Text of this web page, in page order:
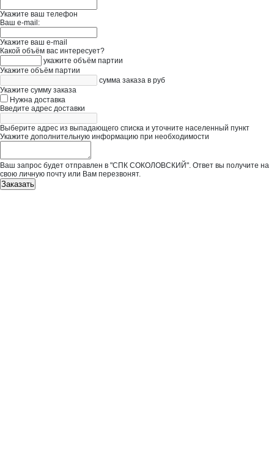
Укажите ваш телефон
Ваш e-mail:
Укажите ваш e-mail
Какой объём вас интересует?
укажите объём партии
Укажите объём партии
сумма заказа в руб
Укажите сумму заказа
Нужна доставка
Введите адрес доставки
Выберите адрес из выпадающего списка и уточните населенный пункт
Укажите дополнительную информацию при необходимости
Ваш запрос будет отправлен в "СПК СОКОЛОВСКИЙ". Ответ вы получите на
свою личную почту или Вам перезвонят.
Заказать